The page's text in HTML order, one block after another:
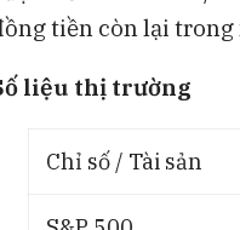
tiền còn lại trong
liệu thị trường
Chỉ số / Tài sản